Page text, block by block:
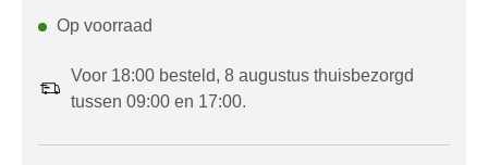
Op voorraad
Voor 18:00 besteld, 8 augustus thuisbezorgd
tussen 09:00 en 17:00.